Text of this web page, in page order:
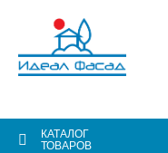
КАТАЛОГ
ТОВАРОВ